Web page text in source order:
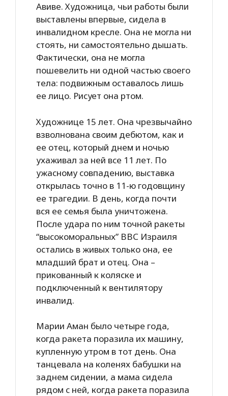
Авиве. Художница, чьи работы были
выставлены впервые, сидела в
инвалидном кресле. Она не могла ни
стоять, ни самостоятельно дышать.
Фактически, она не могла
пошевелить ни одной частью своего
тела: подвижным оставалось лишь
ее лицо. Рисует она ртом.
Художнице 15 лет. Она чрезвычайно
взволнована своим дебютом, как и
ее отец, который днем и ночью
ухаживал за ней все 11 лет. По
ужасному совпадению, выставка
открылась точно в 11-ю годовщину
ее трагедии. В день, когда почти
вся ее семья была уничтожена.
После удара по ним точной ракеты
“высокоморальных” ВВС Израиля
остались в живых только она, ее
младший брат и отец. Она –
прикованный к коляске и
подключенный к вентилятору
инвалид.
Марии Аман было четыре года,
когда ракета поразила их машину,
купленную утром в тот день. Она
танцевала на коленях бабушки на
заднем сидении, а мама сидела
рядом с ней, когда ракета поразила